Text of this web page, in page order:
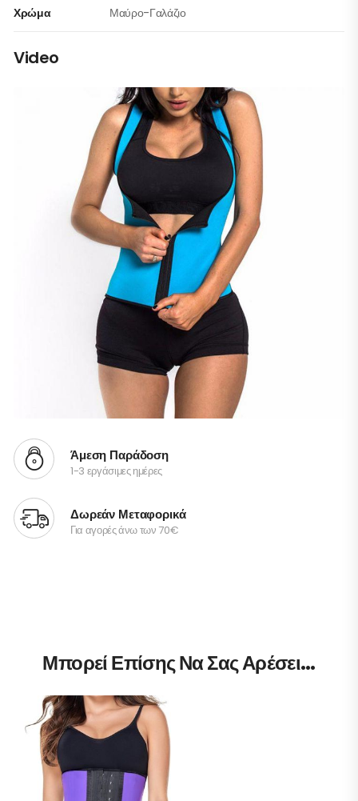
Χρώμα Μαύρο-Γαλάζιο
Video
Άμεση Παράδοση
1-3 εργάσιμες ημέρες
Δωρεάν Μεταφορικά
Για αγορές άνω των 70€
Μπορεί Επίσης Να Σας Αρέσει…